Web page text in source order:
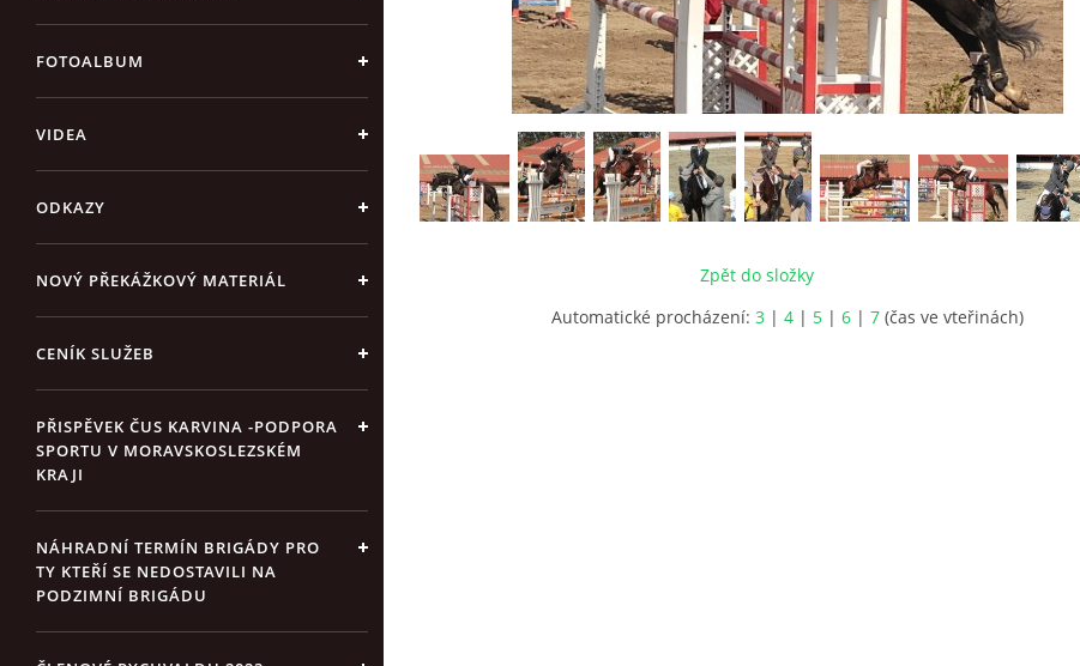
FOTOALBUM
VIDEA
ODKAZY
NOVÝ PŘEKÁŽKOVÝ MATERIÁL
CENÍK SLUŽEB
PŘISPĚVEK ČUS KARVINA -PODPORA
SPORTU V MORAVSKOSLEZSKÉM
KRAJI
NÁHRADNÍ TERMÍN BRIGÁDY PRO
TY KTEŘÍ SE NEDOSTAVILI NA
PODZIMNÍ BRIGÁDU
Zpět do složky
Automatické procházení: 3 | 4 | 5 | 6 | 7 (čas ve vteřinách)